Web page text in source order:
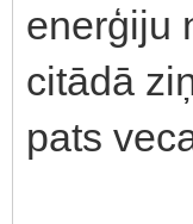
enerģiju
citādā
pats